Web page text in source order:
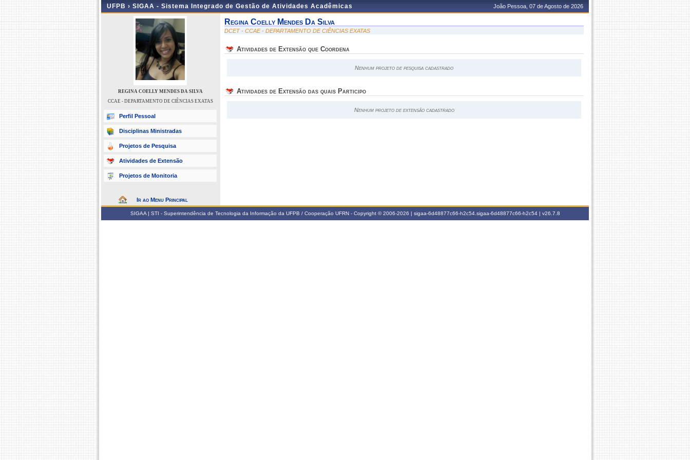
UFPB › SIGAA - Sistema Integrado de Gestão de Atividades Acadêmicas João Pessoa, 07 de Agosto de 2026
REGINA COELLY MENDES DA SILVA
CCAE - DEPARTAMENTO DE CIÊNCIAS EXATAS
Perfil Pessoal
Disciplinas Ministradas
Projetos de Pesquisa
Atividades de Extensão
Projetos de Monitoria
Ir ao Menu Principal
Regina Coelly Mendes Da Silva
DCET - CCAE - DEPARTAMENTO DE CIÊNCIAS EXATAS
Atividades de Extensão que Coordena
Nenhum projeto de pesquisa cadastrado
Atividades de Extensão das quais Participo
Nenhum projeto de extensão cadastrado
SIGAA | STI - Superintendência de Tecnologia da Informação da UFPB / Cooperação UFRN - Copyright © 2006-2026 | sigaa-6d48877c66-h2c54.sigaa-6d48877c66-h2c54 | v26.7.8